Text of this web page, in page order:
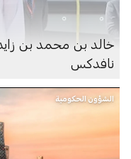
خالد بن محمد بن
نافدكس
الشؤون الحكومية